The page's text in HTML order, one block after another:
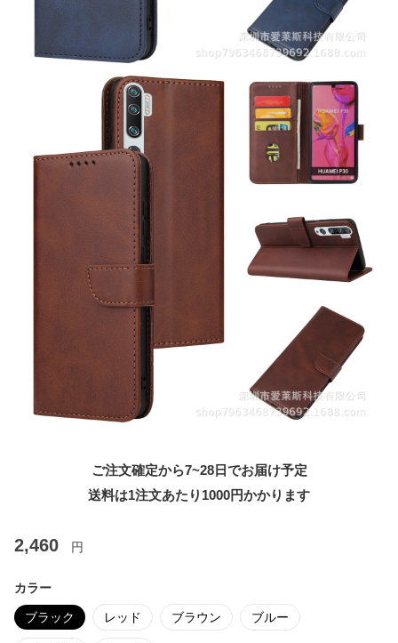
ご注文確定から7~28日でお届け予定
送料は1注文あたり 1000円かかります
2,460 円
カラー
ブラック レッド ブラウン ブルー